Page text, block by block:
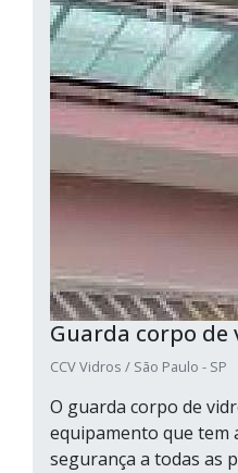
Guarda corpo de
CCV Vidros / São Paulo - SP
O guarda corpo de
equipamento que tem
segurança a todas as